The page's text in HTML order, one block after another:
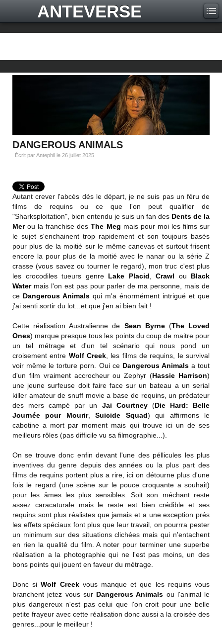
ANTEVERSE
DANGEROUS ANIMALS
Écrit par Antephil le 26 juillet 2025
Autant crever l'abcès dés le départ, je ne suis pas un féru de
films de requins ou ce que l'on peut qualifier de
"Sharksploitation", bien entendu je suis un fan des Dents de la
Merou la franchise desThe Meg mais pour moi les films sur
le sujet s'enchainent trop rapidement et son toujours basés
pour plus de la moitié sur le même canevas et surtout frisent
encore la pour plus de la moitié avec le nanar ou la série Z
crasse (vous savez ou tourner le regard), mon truc c'est plus
les crocodiles tueurs genre Lake Placid, Crawl ou Black
Watermais l'on est pas pour parler de ma personne, mais de
ce Dangerous Animals qui m'a énormément intrigué et que
j'ai senti sortir du lot...et que j'en ai bien fait !
Cette réalisation Australienne de Sean Byrne(The Loved
Ones) marque presque tous les points du coup de maitre pour
un tel métrage et d'un tel scénario qui nous pond un
croisement entre Wolf Creek, les films de requins, le survival
voir même le torture porn. Oui ce Dangerous Animalsa tout
d'un film vraiment accrocheur ou Zephyr (Hassie Harrison)
une jeune surfeuse doit faire face sur un bateau a un serial
killer amateur de snuff movie a base de requins, un prédateur
des mers campé par un Jai Courtney(Die Hard: Belle
Journée pour Mourir,Suicide Squad) qui affirmons le
cabotine a mort par moment mais qui trouve ici un de ses
meilleurs rôles (pas difficile vu sa filmographie...).
On se trouve donc enfin devant l'une des péllicules les plus
inventives du genre depuis des années ou la plus part des
films de requins portent plus a rire, ici on détourne plus d'une
fois le regard (une scène sur le pouce croquante a souhait)
pour les âmes les plus sensibles. Soit son méchant reste
assez caracaturale mais le reste est bien crédible et ses
requins sont plus réalistes que jamais et a une exception prés
les effets spéciaux font plus que leur travail, on pourrra pester
un minimum sur des situations clichées mais qui n'entachent
en rien la qualité du film. A noter pour terminer une superbe
réalisation a la photographie qui ne l'est pas moins, un des
bons points qui jouent en faveur du métrage.
Donc siWolf Creekvous manque et que les requins vous
branchent jetez vous sur Dangerous Animals ou l'animal le
plus dangereux n'est pas celui que l'on croit pour une belle
petite frayeur avec cette réalisation donc aussi a la croisée des
genres...pour le meilleur !